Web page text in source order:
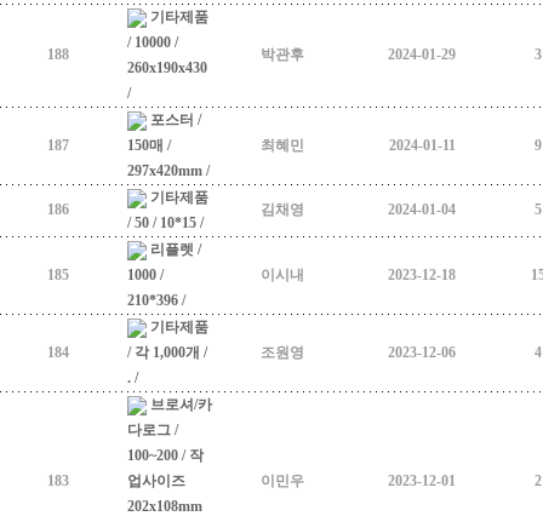
188
기타제품
/ 10000 /
260x190x430
/
박관후 2024-01-29 3
187
포스터 /
150매 /
297x420mm /
최혜민 2024-01-11 9
186
기타제품
/ 50 / 10*15 /
김채영 2024-01-04 5
185
리플렛 /
1000 /
210*396 /
이시내 2023-12-18
184
기타제품
/ 각 1,000개 /
. /
조원영 2023-12-06 4
183
브로셔/카
다로그 /
100~200 / 작
업사이즈
202x108mm
이민우 2023-12-01 2